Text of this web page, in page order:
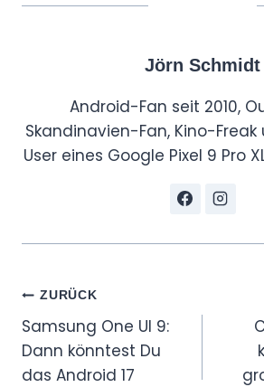
Jörn Schmidt
Android-Fan seit 2010,
Skandinavien-Fan, Kino-
User eines Google Pixel 9 Pro
Beitragsnavigation
ZURÜCK
Samsung One UI 9:
Dann könntest Du
das Android 17